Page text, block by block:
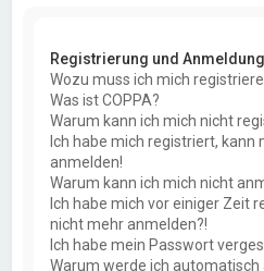
Registrierung und Anmeldung
Wozu muss ich mich
Was ist COPPA?
Warum kann ich mich nicht
Ich habe mich registriert, kann
anmelden!
Warum kann ich mich nicht
Ich habe mich vor einiger Zeit
nicht mehr anmelden?!
Ich habe mein Passwort
Warum werde ich automatisch